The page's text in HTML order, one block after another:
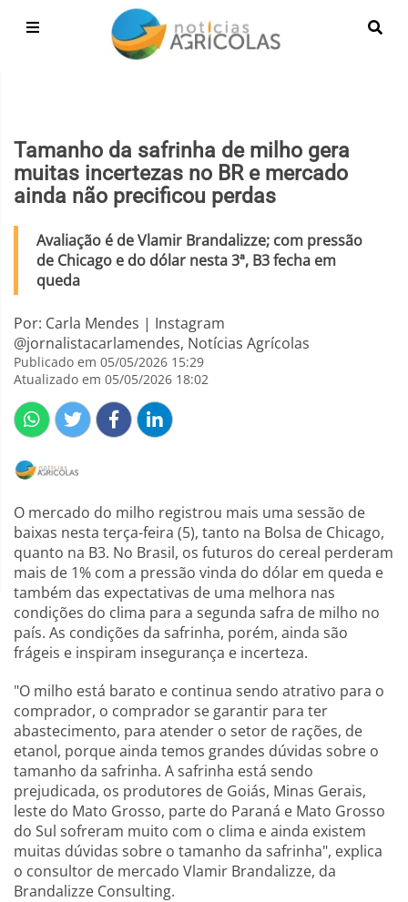
Tamanho da safrinha de milho gera
muitas incertezas no BR e mercado
ainda não precificou perdas
Avaliação é de Vlamir Brandalizze; com pressão
de Chicago e do dólar nesta 3ª, B3 fecha em
queda
Por: Carla Mendes | Instagram
@jornalistacarlamendes, Notícias Agrícolas
Publicado em 05/05/2026 15:29
Atualizado em 05/05/2026 18:02
O mercado do milho registrou mais uma sessão de
baixas nesta terça-feira (5), tanto na Bolsa de Chicago,
quanto na B3. No Brasil, os futuros do cereal perderam
mais de 1% com a pressão vinda do dólar em queda e
também das expectativas de uma melhora nas
condições do clima para a segunda safra de milho no
país. As condições da safrinha, porém, ainda são
frágeis e inspiram insegurança e incerteza.
"O milho está barato e continua sendo atrativo para o
comprador, o comprador se garantir para ter
abastecimento, para atender o setor de rações, de
etanol, porque ainda temos grandes dúvidas sobre o
tamanho da safrinha. A safrinha está sendo
prejudicada, os produtores de Goiás, Minas Gerais,
leste do Mato Grosso, parte do Paraná e Mato Grosso
do Sul sofreram muito com o clima e ainda existem
muitas dúvidas sobre o tamanho da safrinha", explica
o consultor de mercado Vlamir Brandalizze, da
Brandalizze Consulting.